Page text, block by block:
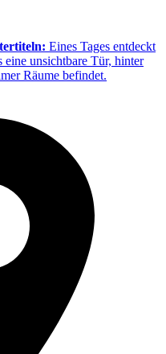
Eines Tages entdeckt
unsichtbare Tür, hinter
Räume befindet.